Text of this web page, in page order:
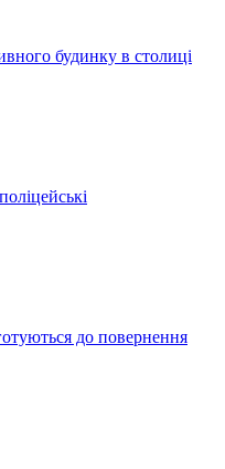
будинку в столиці
до повернення